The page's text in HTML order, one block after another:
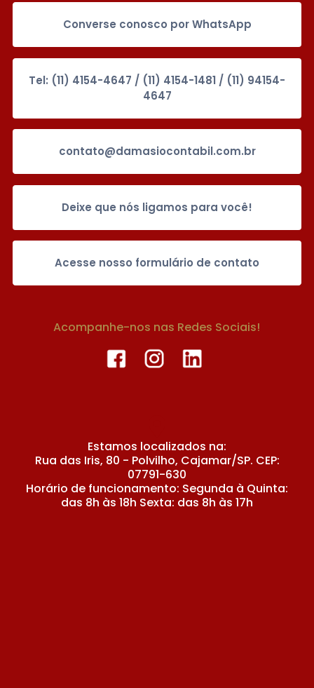
Converse conosco por WhatsApp
Tel: (11) 4154-4647 / (11) 4154-1481 / (11) 94154-
4647
contato@damasiocontabil.com.br
Deixe que nós ligamos para você!
Acesse nosso formulário de contato
Acompanhe-nos nas Redes Sociais!
Estamos localizados na:
Rua das Iris, 80 - Polvilho, Cajamar/SP. CEP:
07791-630
Horário de funcionamento: Segunda à Quinta:
das 8h às 18h Sexta: das 8h às 17h